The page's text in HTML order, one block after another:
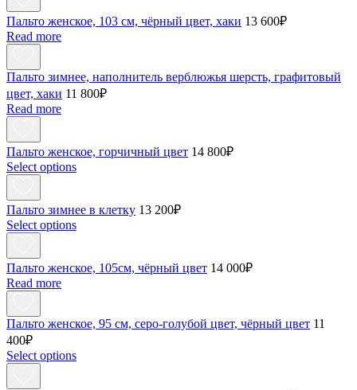
Пальто женское, 103 см, чёрный цвет, хаки 13 600₽
Read more
Пальто зимнее, наполнитель верблюжья шерсть, графитовый
цвет, хаки 11 800₽
Read more
Пальто женское, горчичный цвет 14 800₽
Select options
Пальто зимнее в клетку 13 200₽
Select options
Пальто женское, 105см, чёрный цвет 14 000₽
Read more
Пальто женское, 95 см, серо-голубой цвет, чёрный цвет 11
400₽
Select options